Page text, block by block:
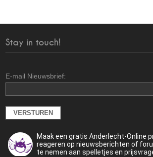
Stay in touch!
E-mail Nieuwsbrief:
Maak een gratis Anderlecht-Online
reageren op nieuwsberichten of
te nemen aan spelletjes en